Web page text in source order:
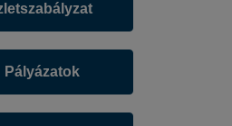
Pályázatok